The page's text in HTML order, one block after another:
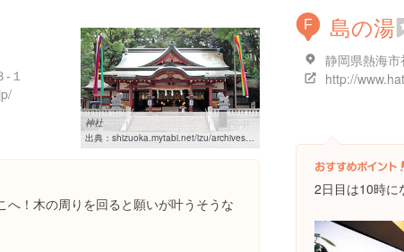
F 島の湯
静岡県熱海市
2日目は10時に
-１
神社
出典： shizuoka.mytabi.net/izu/archives/kinomiya-jinja.php
へ！木の周りを回ると願いが叶うそうな